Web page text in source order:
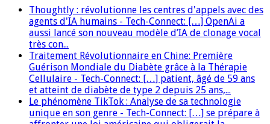
Thoughtly : révolutionne les centres d'appels avec des
agents d'IA humains - Tech-Connect: […] OpenAi a
aussi lancé son nouveau modèle d’IA de clonage vocal
très con...
Traitement Révolutionnaire en Chine: Première
Guérison Mondiale du Diabète grâce à la Thérapie
Cellulaire - Tech-Connect: […] patient, âgé de 59 ans
et atteint de diabète de type 2 depuis 25 ans,...
Le phénomène TikTok : Analyse de sa technologie
unique en son genre - Tech-Connect: […] se prépare à